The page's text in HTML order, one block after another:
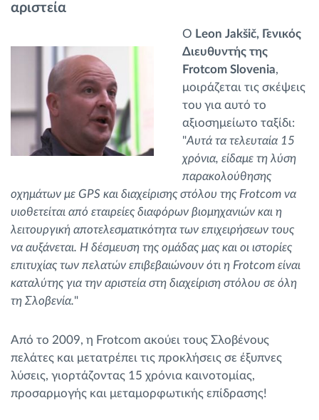
αριστεία
Ο Leon Jakšič, Γενικός
Διευθυντής της
Frotcom Slovenia,
μοιράζεται τις σκέψεις
του για αυτό το
αξιοσημείωτο ταξίδι:
"Αυτά τα τελευταία 15
χρόνια, είδαμε τη λύση
παρακολούθησης
οχημάτων με GPS και διαχείρισης στόλου της Frotcom να
υιοθετείται από εταιρείες διαφόρων βιομηχανιών και η
λειτουργική αποτελεσματικότητα των επιχειρήσεων τους
να αυξάνεται. Η δέσμευση της ομάδας μας και οι ιστορίες
επιτυχίας των πελατών επιβεβαιώνουν ότι η Frotcom είναι
καταλύτης για την αριστεία στη διαχείριση στόλου σε όλη
τη Σλοβενία."
Από το 2009, η Frotcom ακούει τους Σλοβένους
πελάτες και μετατρέπει τις προκλήσεις σε έξυπνες
λύσεις, γιορτάζοντας 15 χρόνια καινοτομίας,
προσαρμογής και μεταμορφωτικής επίδρασης!